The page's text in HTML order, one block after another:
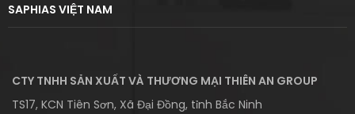
SAPHIAS VIỆT NAM
CTY TNHH SẢN XUẤT VÀ THƯƠNG MẠI THIÊN AN GROUP
TS17, KCN Tiên Sơn, Xã Đại Đồng, tỉnh Bắc Ninh